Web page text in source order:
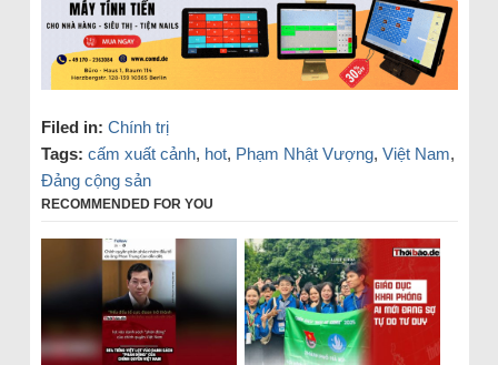
Filed in: Chính trị
Tags: cấm xuất cảnh, hot, Phạm Nhật Vượng, Việt Nam,
Đảng cộng sản
RECOMMENDED FOR YOU